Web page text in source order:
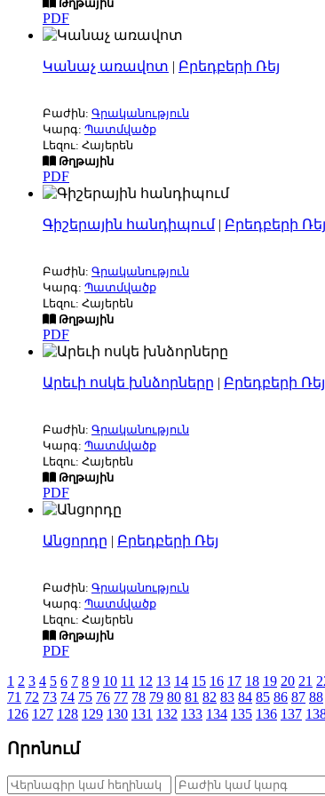
Թղթային
PDF
Կանաչ առավոտ | Բրեդբերի Ռեյ
Բաժին: Գրականություն
Կարգ: Պատմվածք
Լեզու: Հայերեն
Թղթային
PDF
Գիշերային հանդիպում| Բրեդբերի Ռեյ
Բաժին: Գրականություն
Կարգ: Պատմվածք
Լեզու: Հայերեն
Թղթային
PDF
Արեւի ոսկե խնձորները | Բրեդբերի Ռեյ
Բաժին: Գրականություն
Կարգ: Պատմվածք
Լեզու: Հայերեն
Թղթային
PDF
Անցորդը | Բրեդբերի Ռեյ
Բաժին: Գրականություն
Կարգ: Պատմվածք
Լեզու: Հայերեն
Թղթային
PDF
1 2 3 4 5 6 7 8 9 10 11 12 13 14 15 16 17 18 19 20 21
71 72 73 74 75 76 77 78 79 80 81 82 83 84 85 86 87 88
126 127 128 129 130 131 132 133 134 135 136 137
Որոնում